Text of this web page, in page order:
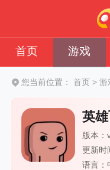
首页 游戏
您当前位置： 首页 > 游
英
版本
更新时
语言：